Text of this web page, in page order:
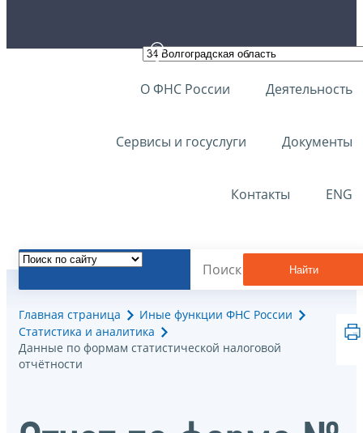
О ФНС России Деятельность
Сервисы и госуслуги Документы
Контакты ENG
Найти
Главная страница
Иные функции ФНС России
Статистика и аналитика
Данные по формам статистической налоговой
отчётности